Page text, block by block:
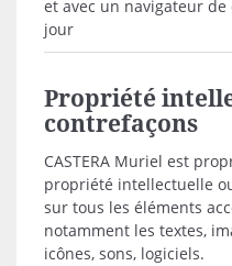
et avec un navigateur
jour
Propriété
contrefaçons
CASTERA Muriel est
propriété intellectuelle
sur tous les éléments
notamment les textes,
icônes, sons, logiciels.